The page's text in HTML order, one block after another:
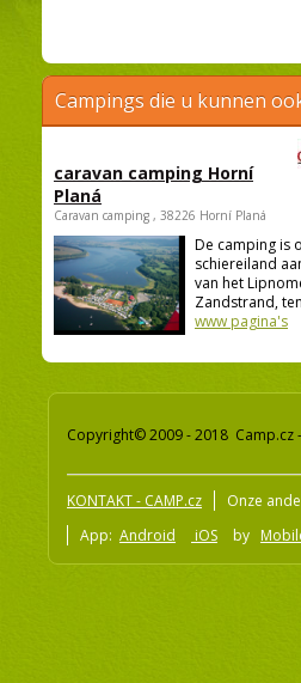
Campings die u kunnen
caravan camping Horní
Planá
Caravan camping , 38226 Horní Planá
De camping is
schiereiland
van het
Zandstrand,
www pagina's
Copyright© 2009 - 2018 Camp.cz
KONTAKT - CAMP.cz Onze
App: Android iOS by